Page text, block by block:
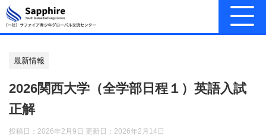
最新情報
2026関西大学（全学部日程１）英語入試
正解
投稿日：2026年2月9日 更新日： 2026年2月14日